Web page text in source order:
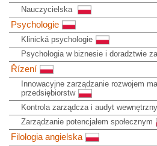
Nauczycielska
Psychologie
Klinická psychologie
Psychologia w biznesie i doradztwie
Řízení
Innowacyjne zarządzanie rozwojem
przedsiębiorstw
Kontrola zarządcza i audyt wewnętrzny
Zarządzanie potencjałem społecznym
Filologia angielska